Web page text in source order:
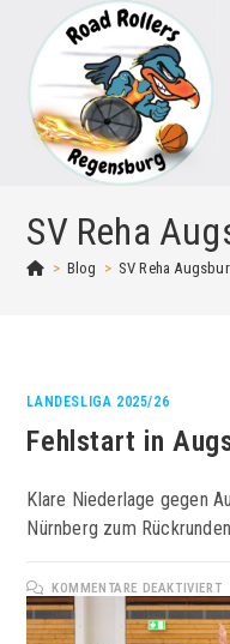
springen
SV Reha
> Blog > SV Reha
LANDESLIGA 2025/26
Fehlstart in
Klare Niederlage gegen
Nürnberg zum
KOMMENTARE DEAKTIVIERT